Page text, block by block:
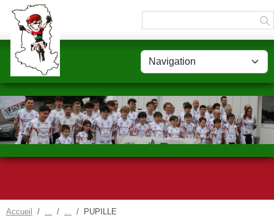
Accueil PUPILLE
Panneau de gestion des cookies